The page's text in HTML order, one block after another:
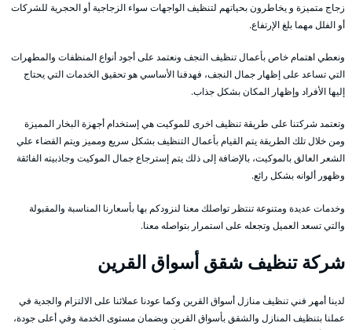
زجاج متميزة و يخاطرون بحياتهم لتنظيف الواجهات سواء الزجاجية أو الحجرية للشركات
أو الفلل مهما بلغ الإرتفاع.
ونعطي اهتمام خاص بأعمال تنظيف النجف ونعتمد على أجود أنواع المنظفات والمطهرات
التي تساعد على إظهار جمال النجف، فهدفنا الأساسي هو تحقيق الخدمات التي يحتاج
إليها الأفراد وإظهار المكان بشكل جذاب.
وتعتمد شركتنا على طريقة تنظيف اخرى للموكيت هي إستخدام أجهزة البخار المميزة
ومن خلال تلك الطريقة يتم القيام بأعمال التنظيف بشكل سريع ومميز ويتم القضاء علي
الشعر العالق بالموكيت، بالإضافة إلى ذلك يتم إسترجاع جمال الموكيت وجاذبيته الفائقة
وظهور ألوانه بشكل رائع.
وخدمات عديدة ومتنوعة تنتظر تواصلك معنا لنزودكم بها بأسعارنا المناسبة والمقبولة
والتي تسعد العميل وتجعله على استمرار بتواصله معنا.
شركة تنظيف شقق أسواق القرين
لدينا أمهر فني تنظيف منازل أسواق القرين وكما عودنا عملائنا على الالتزام والجدية في
عملنا بتنظيف المنازل والشقق بأسواق القرين وبضمان مستوى الخدمة وفي أعلى جودة،